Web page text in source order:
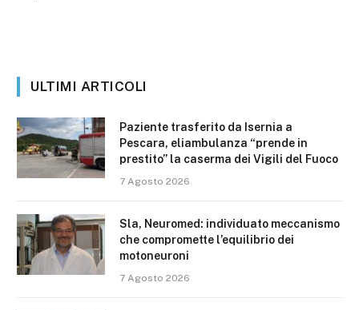
ULTIMI ARTICOLI
Paziente trasferito da Isernia a
Pescara, eliambulanza “prende in
prestito” la caserma dei Vigili del Fuoco
7 Agosto 2026
Sla, Neuromed: individuato meccanismo
che compromette l’equilibrio dei
motoneuroni
7 Agosto 2026